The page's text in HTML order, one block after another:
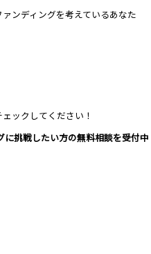
ンディングを考えているあなた
ックしてください！
挑戦したい方の無料相談を受付中